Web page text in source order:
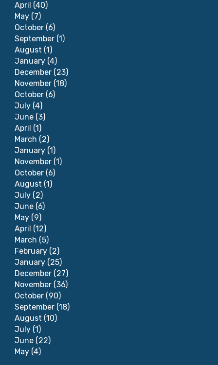
April (40)
May (7)
October (6)
September (1)
August (1)
January (4)
December (23)
November (18)
October (6)
July (4)
June (3)
April (1)
March (2)
January (1)
November (1)
October (6)
August (1)
July (2)
June (6)
May (9)
April (12)
March (5)
February (2)
January (25)
December (27)
November (36)
October (90)
September (18)
August (10)
July (1)
June (22)
May (4)